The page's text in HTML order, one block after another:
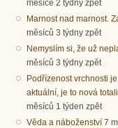
měsíce 2 týdny zpět
Marnost nad marnost.
měsíců 3 týdny zpět
Nemyslím si, že už
měsíců 3 týdny zpět
Podřízenost vrchnosti
aktuální, je to nová
měsíců 1 týden zpět
Věda a náboženství 7